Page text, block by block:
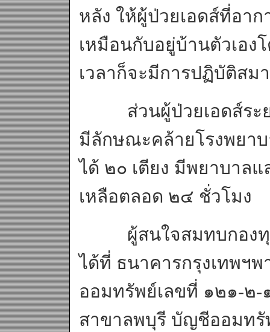
หลัง ให้ผู้ป่วยเอดส์ที่อา
เหมือนกับอยู่บ้านตัวเอง
เวลาก็จะมีการปฏิบัติสม
ส่วนผู้ป่วยเอดส์ระย
มีลักษณะคล้ายโรงพยา
ได้ ๒๐ เตียง มีพยาบาล
เหลือตลอด ๒๔ ชั่วโมง
ผู้สนใจสมทบกองทุน
ได้ที่ ธนาคารกรุงเทพฯ
ออมทรัพย์เลขที่ ๑๒๑-๒
สาขาลพบุรี บัญชีออมท